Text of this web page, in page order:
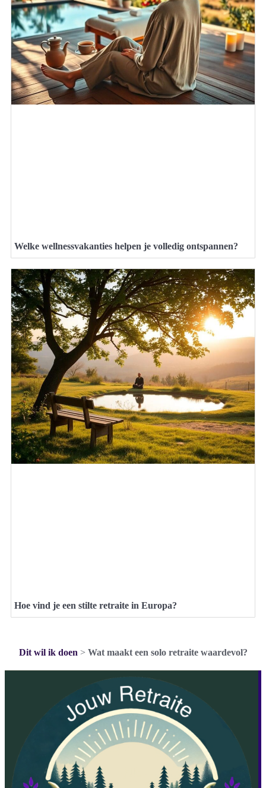
Welke wellnessvakanties helpen je volledig ontspannen?
Hoe vind je een stilte retraite in Europa?
Dit wil ik doen > Wat maakt een solo retraite waardevol?